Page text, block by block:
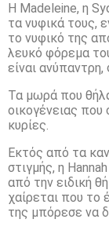
Η Madeleine, η
τα νυφικά τους,
το νυφικό της
λευκό φόρεμα
είναι
Τα μωρά που
οικογένειας που
κυρίες.
Εκτός από τα
στιγμής, η
από την ειδική
χαίρεται που το
της μπόρεσε να